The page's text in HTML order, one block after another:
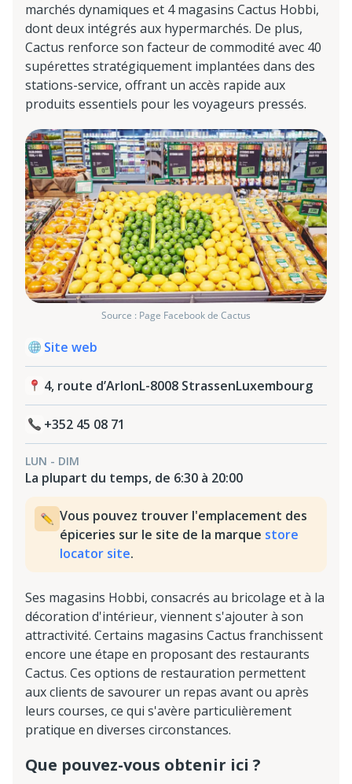
marchés dynamiques et 4 magasins Cactus Hobbi,
dont deux intégrés aux hypermarchés. De plus,
Cactus renforce son facteur de commodité avec 40
supérettes stratégiquement implantées dans des
stations-service, offrant un accès rapide aux
produits essentiels pour les voyageurs pressés.
Source : Page Facebook de Cactus
Site web
4, route d’ArlonL-8008 StrassenLuxembourg
+352 45 08 71
LUN - DIM
La plupart du temps, de 6:30 à 20:00
Vous pouvez trouver l'emplacement des
épiceries sur le site de la marque store
locator site.
Ses magasins Hobbi, consacrés au bricolage et à la
décoration d'intérieur, viennent s'ajouter à son
attractivité. Certains magasins Cactus franchissent
encore une étape en proposant des restaurants
Cactus. Ces options de restauration permettent
aux clients de savourer un repas avant ou après
leurs courses, ce qui s'avère particulièrement
pratique en diverses circonstances.
Que pouvez-vous obtenir ici ?